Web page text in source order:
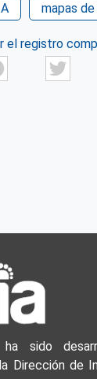
mapas
el registro
sido
Dirección de